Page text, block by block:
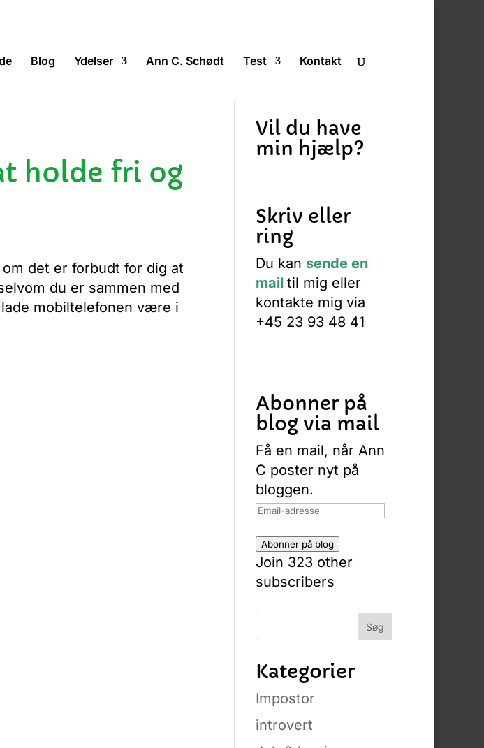
Blog Ydelser Ann C. Schødt Test Kontakt
holde fri og
det er forbudt for dig at
du er sammen med
mobiltelefonen være i
Vil du have
min hjælp?
Skriv eller
ring
Du kan sende en
mail til mig eller
kontakte mig via
+45 23 93 48 41
Abonner på
blog via mail
Få en mail, når Ann
C poster nyt på
bloggen.
Email-
Abonner på blog
Join 323 other
subscribers
Kategorier
Impostor
introvert